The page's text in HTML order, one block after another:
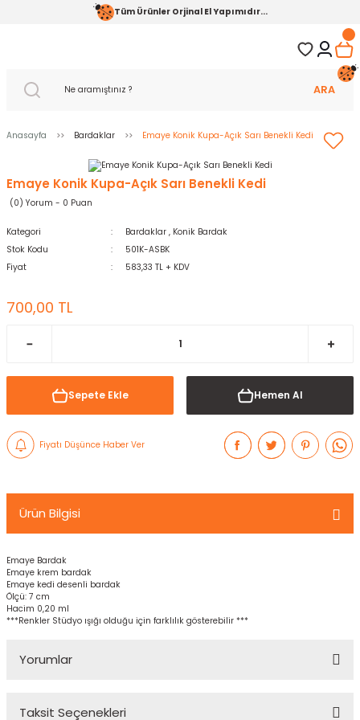
Tüm Ürünler Orjinal El Yapımıdır...
ARA
Anasayfa Bardaklar Emaye Konik Kupa-Açık Sarı Benekli Kedi
Emaye Konik Kupa-Açık Sarı Benekli Kedi
(0) Yorum - 0 Puan
Kategori Bardaklar , Konik Bardak
Stok Kodu
501K-ASBK
Fiyat
583,33 TL + KDV
700,00 TL
Sepete Ekle Hemen Al
Fiyatı Düşünce Haber Ver
Ürün Bilgisi
Emaye Bardak
Emaye krem bardak
Emaye kedi desenli bardak
Ölçü: 7 cm
Hacim 0,20 ml
***Renkler Stüdyo ışığı olduğu için farklılık gösterebilir ***
Yorumlar
Taksit Seçenekleri